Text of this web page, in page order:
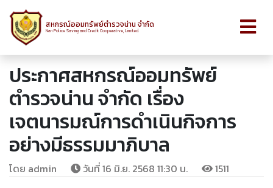
สหกรณ์ออมทรัพย์ตำรวจน่าน จำกัด
Nan Police Saving and Credit Cooperative, Limited.
ประกาศสหกรณ์ออมทรัพย์
ตำรวจน่าน จำกัด เรื่อง
เจตนารมณ์การดำเนินกิจการ
อย่างมีธรรมมาภิบาล
โดย admin วันที่ 16 มิ.ย. 2568 11:30 น. 1511